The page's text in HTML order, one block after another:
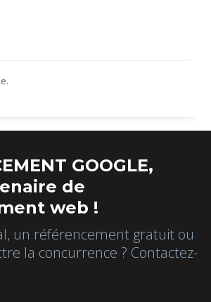
GOOGLE,
de
web !
un référencement gratuit ou
la concurrence ? Contactez-